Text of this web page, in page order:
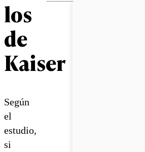
los
de
Kaiser
Según
el
estudio,
si